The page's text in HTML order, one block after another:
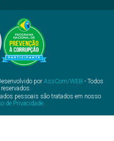
por AssCom/WEB - Todos
pessoais são tratados em nosso
de Privacidade